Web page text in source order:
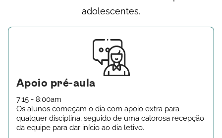
adolescentes.
Apoio pré-aula
7:15 - 8:00am
Os alunos começam o dia com apoio extra para
qualquer disciplina, seguido de uma calorosa recepção
da equipe para dar início ao dia letivo.